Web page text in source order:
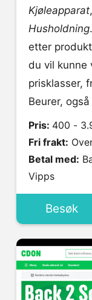
Kjøleapparat
Husholdning
etter
du vil kunne
prisklasser,
Beurer,
Pris: 400 -
Fri frakt:
Betal med:
Vipps
Besøk